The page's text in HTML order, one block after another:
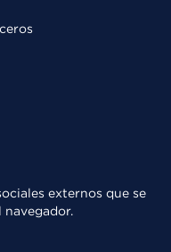
externos que se
navegador.